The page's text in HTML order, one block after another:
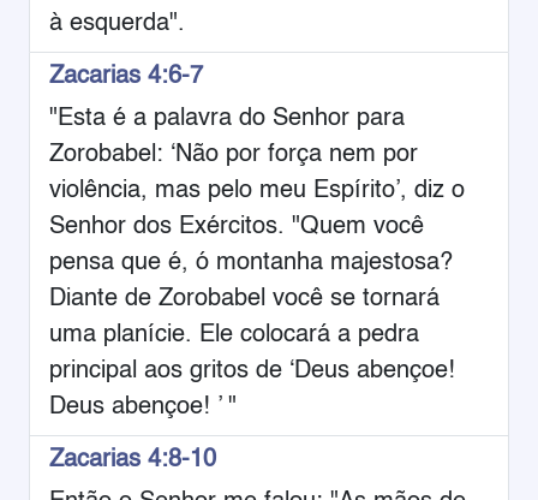
à esquerda".
Zacarias 4:6-7
"Esta é a palavra do Senhor para
Zorobabel: ‘Não por força nem por
violência, mas pelo meu Espírito’, diz o
Senhor dos Exércitos. "Quem você
pensa que é, ó montanha majestosa?
Diante de Zorobabel você se tornará
uma planície. Ele colocará a pedra
principal aos gritos de ‘Deus abençoe!
Deus abençoe! ’ "
Zacarias 4:8-10